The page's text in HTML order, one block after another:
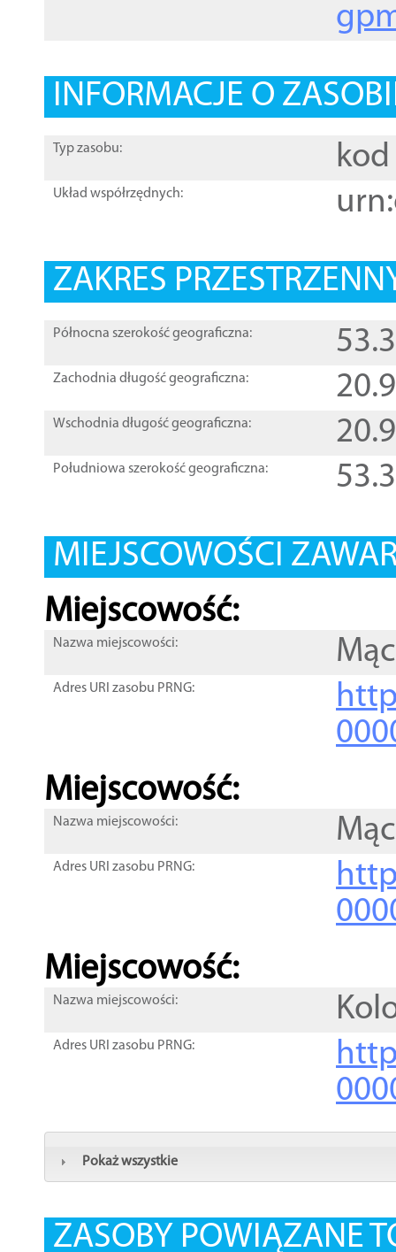
INFORMACJE O
Typ zasobu: kod
Układ współrzędnych:
ZAKRES
Północna szerokość geograficzna:
Zachodnia długość geograficzna:
Wschodnia długość geograficzna:
Południowa szerokość geograficzna:
MIEJSCOWOŚCI
Miejscowość:
Nazwa miejscowości:
Adres URI zasobu PRNG:
Miejscowość:
Nazwa miejscowości:
Adres URI zasobu PRNG:
Miejscowość:
Nazwa miejscowości:
Adres URI zasobu PRNG:
Pokaż wszystkie
ZASOBY POWIĄZANE